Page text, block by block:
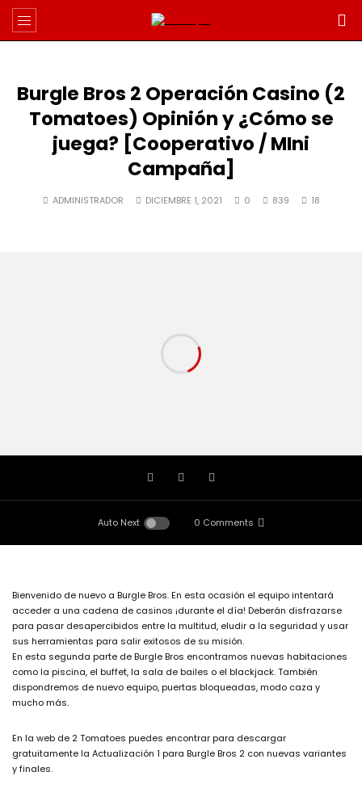
Burgle Bros 2 Operación Casino (2
Tomatoes) Opinión y ¿Cómo se
juega? [Cooperativo / MIni
Campaña]
ADMINISTRADOR DICIEMBRE 1, 2021 0 839 18
Auto Next 0 Comments
Bienvenido de nuevo a Burgle Bros. En esta ocasión el equipo intentará
acceder a una cadena de casinos ¡durante el día! Deberán disfrazarse
para pasar desapercibidos entre la multitud, eludir a la seguridad y usar
sus herramientas para salir exitosos de su misión.
En esta segunda parte de Burgle Bros encontramos nuevas habitaciones
como la piscina, el buffet, la sala de bailes o el blackjack. También
dispondremos de nuevo equipo, puertas bloqueadas, modo caza y
mucho más.
En la web de 2 Tomatoes puedes encontrar para descargar
gratuitamente la Actualización 1 para Burgle Bros 2 con nuevas variantes
y finales.